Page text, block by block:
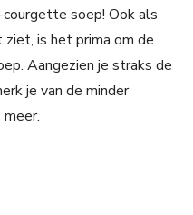
soep! Ook als
is het prima om de
Aangezien je straks de
je van de minder